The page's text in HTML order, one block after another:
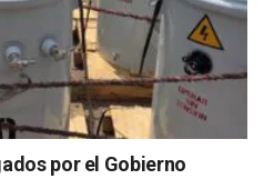
por el Gobierno